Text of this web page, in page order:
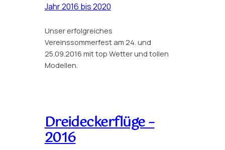
Jahr 2016 bis 2020
Unser erfolgreiches
Vereinssommerfest am 24. und
25.09.2016 mit top Wetter und tollen
Modellen.
Dreideckerflüge –
2016